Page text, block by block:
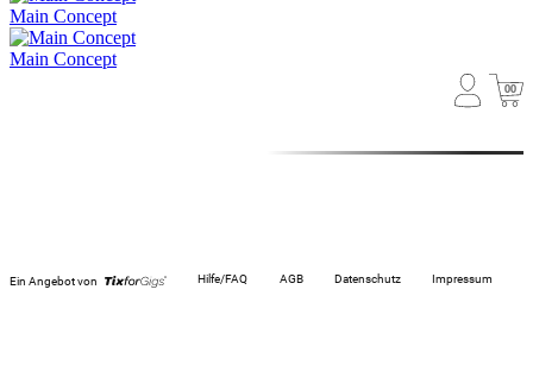
Main Concept
Main Concept